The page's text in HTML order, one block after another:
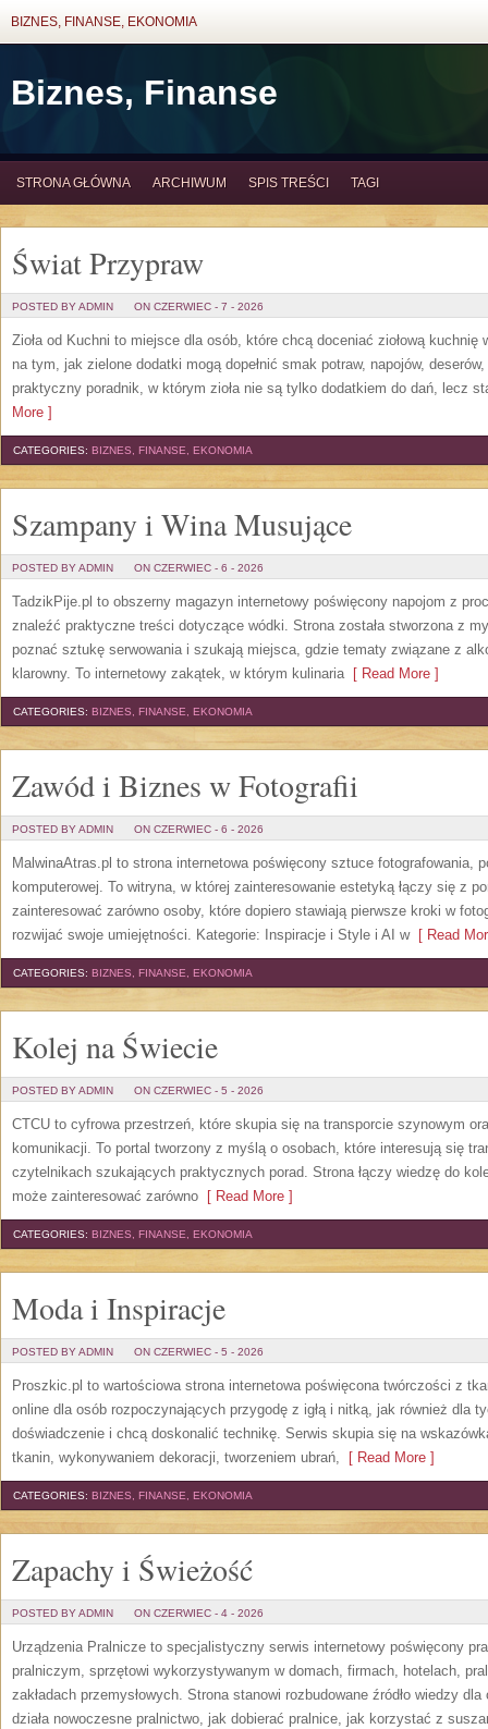
BIZNES, FINANSE, EKONOMIA
Biznes, Finanse
STRONA GŁÓWNA ARCHIWUM SPIS TREŚCI TAGI
Świat Przypraw
POSTED BY ADMIN ON CZERWIEC - 7 - 2026
Zioła od Kuchni to miejsce dla osób, które chcą doceniać ziołową
na tym, jak zielone dodatki mogą dopełnić smak potraw, napojów,
praktyczny poradnik, w którym zioła nie są tylko dodatkiem do dań, lecz
More ]
CATEGORIES: BIZNES, FINANSE, EKONOMIA
Szampany i Wina Musujące
POSTED BY ADMIN ON CZERWIEC - 6 - 2026
TadzikPije.pl to obszerny magazyn internetowy poświęcony napojom z
znaleźć praktyczne treści dotyczące wódki. Strona została stworzona z
poznać sztukę serwowania i szukają miejsca, gdzie tematy związane z
klarowny. To internetowy zakątek, w którym kulinaria[ Read More ]
CATEGORIES: BIZNES, FINANSE, EKONOMIA
Zawód i Biznes w Fotografii
POSTED BY ADMIN ON CZERWIEC - 6 - 2026
MalwinaAtras.pl to strona internetowa poświęcony sztuce fotografowania,
komputerowej. To witryna, w której zainteresowanie estetyką łączy się z
zainteresować zarówno osoby, które dopiero stawiają pierwsze kroki w
rozwijać swoje umiejętności. Kategorie: Inspiracje i Style i AI w[ Read
CATEGORIES: BIZNES, FINANSE, EKONOMIA
Kolej na Świecie
POSTED BY ADMIN ON CZERWIEC - 5 - 2026
CTCU to cyfrowa przestrzeń, które skupia się na transporcie szynowym
komunikacji. To portal tworzony z myślą o osobach, które interesują się
czytelnikach szukających praktycznych porad. Strona łączy wiedzę do
może zainteresować zarówno [ Read More ]
CATEGORIES: BIZNES, FINANSE, EKONOMIA
Moda i Inspiracje
POSTED BY ADMIN ON CZERWIEC - 5 - 2026
Proszkic.pl to wartościowa strona internetowa poświęcona twórczości z
online dla osób rozpoczynających przygodę z igłą i nitką, jak również dla
doświadczenie i chcą doskonalić technikę. Serwis skupia się na
tkanin, wykonywaniem dekoracji, tworzeniem ubrań, [ Read More ]
CATEGORIES: BIZNES, FINANSE, EKONOMIA
Zapachy i Świeżość
POSTED BY ADMIN ON CZERWIEC - 4 - 2026
Urządzenia Pralnicze to specjalistyczny serwis internetowy poświęcony
pralniczym, sprzętowi wykorzystywanym w domach, firmach, hotelach,
zakładach przemysłowych. Strona stanowi rozbudowane źródło wiedzy
działa nowoczesne pralnictwo, jak dobierać pralnice, jak korzystać z